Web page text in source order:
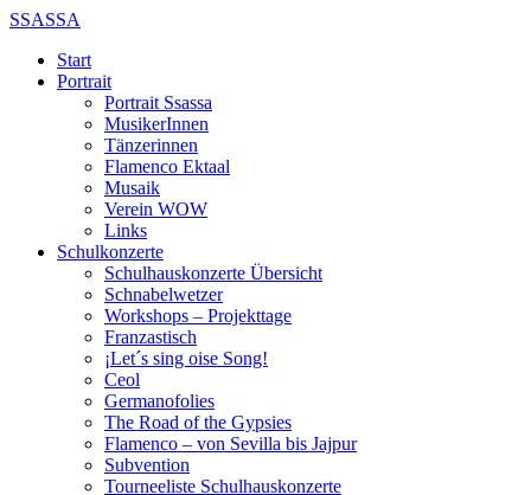
SSASSA
Start
Portrait
Portrait Ssassa
MusikerInnen
Tänzerinnen
Flamenco Ektaal
Musaik
Verein WOW
Links
Schulkonzerte
Schulhauskonzerte Übersicht
Schnabelwetzer
Workshops – Projekttage
Franzastisch
¡Let´s sing oise Song!
Ceol
Germanofolies
The Road of the Gypsies
Flamenco – von Sevilla bis Jajpur
Subvention
Tourneeliste Schulhauskonzerte